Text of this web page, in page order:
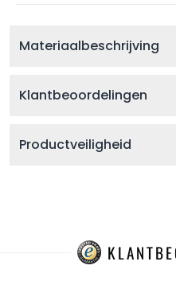
Materiaalbeschrijving
Klantbeoordelingen
Productveiligheid